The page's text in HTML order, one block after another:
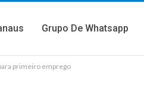
Grupo De Whatsapp
primeiro emprego